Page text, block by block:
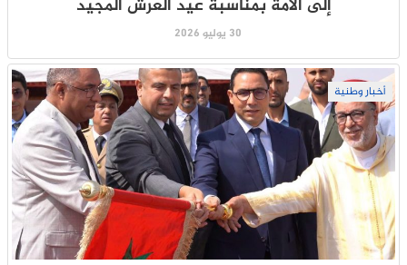
إلى الأمة بمناسبة عيد العرش المجيد
30 يوليو 2026
أخبار وطنية